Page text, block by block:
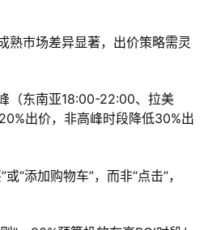
熟市场差异显著，出价策略需灵
（东南亚18:00-22:00、拉美
出价，非高峰时段降低30%出
“添加购物车”，而非“点击”，